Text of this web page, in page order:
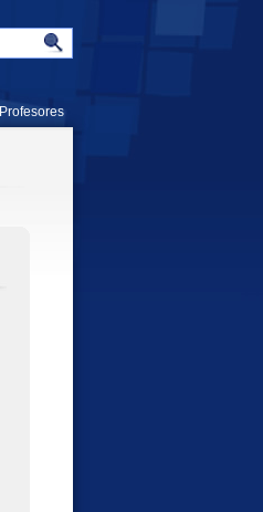
Profesores